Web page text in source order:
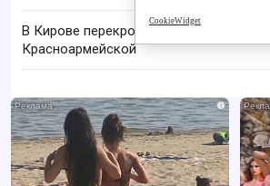
В Кирове перекроют перекресток
Красноармейской
i
CookieWidget